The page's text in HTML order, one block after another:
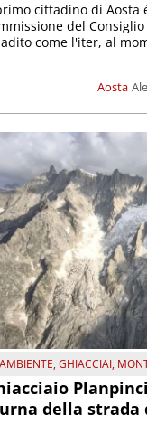
Aosta
cittadino di Aosta
del
come l'iter, al
AMBIENTE,GHIACCIAI,
della strada